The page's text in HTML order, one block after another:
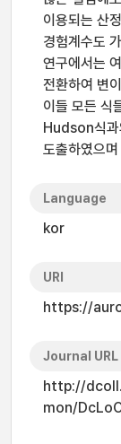
이용되는 산
경험계수도
연구에서는
전환하여 변
이들 모든 식
Hudson식과
도출하였으
Language
kor
URI
https://
Journal URL
http://
mon/